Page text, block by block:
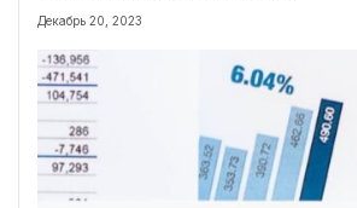
Декабрь 20, 2023